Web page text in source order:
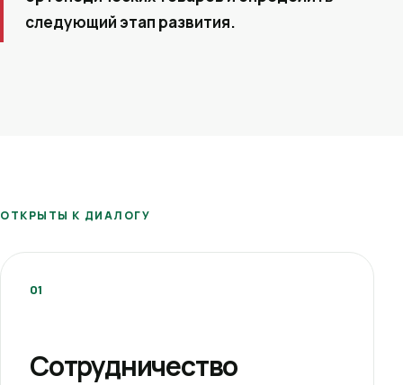
следующий этап развития.
ОТКРЫТЫ К ДИАЛОГУ
01
Сотрудничество